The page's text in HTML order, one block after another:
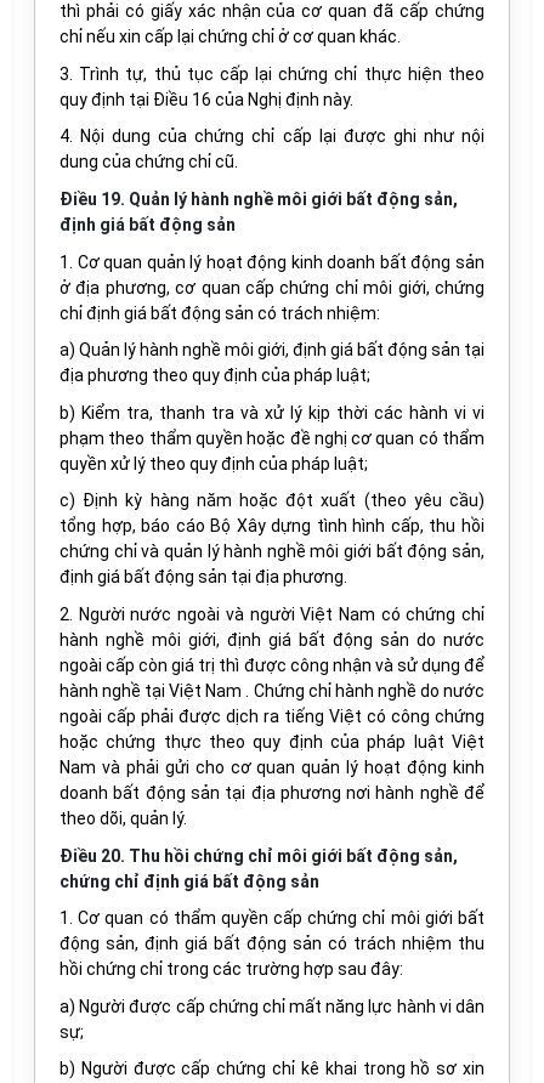
thì phải có giấy xác nhận của cơ quan đã cấp chứng
chỉ nếu xin cấp lại chứng chỉ ở cơ quan khác.
3. Trình tự, thủ tục cấp lại chứng chỉ thực hiện theo
quy định tại Điều 16 của Nghị định này.
4. Nội dung của chứng chỉ cấp lại được ghi như nội
dung của chứng chỉ cũ.
Điều 19. Quản lý hành nghề môi giới bất động sản,
định giá bất động sản
1. Cơ quan quản lý hoạt động kinh doanh bất động sản
ở địa phương, cơ quan cấp chứng chỉ môi giới, chứng
chỉ định giá bất động sản có trách nhiệm:
a) Quản lý hành nghề môi giới, định giá bất động sản tại
địa phương theo quy định của pháp luật;
b) Kiểm tra, thanh tra và xử lý kịp thời các hành vi vi
phạm theo thẩm quyền hoặc đề nghị cơ quan có thẩm
quyền xử lý theo quy định của pháp luật;
c) Định kỳ hàng năm hoặc đột xuất (theo yêu cầu)
tổng hợp, báo cáo Bộ Xây dựng tình hình cấp, thu hồi
chứng chỉ và quản lý hành nghề môi giới bất động sản,
định giá bất động sản tại địa phương.
2. Người nước ngoài và người Việt Nam có chứng chỉ
hành nghề môi giới, định giá bất động sản do nước
ngoài cấp còn giá trị thì được công nhận và sử dụng để
hành nghề tại Việt Nam
. Chứng chỉ hành nghề do nước
ngoài cấp phải được dịch ra tiếng Việt có công chứng
hoặc chứng thực theo quy định của pháp luật Việt
Nam và phải gửi cho cơ quan quản lý hoạt động kinh
doanh bất động sản tại địa phương nơi hành nghề để
theo dõi, quản lý.
Điều 20. Thu hồi chứng chỉ môi giới bất động sản,
chứng chỉ định giá bất động sản
1. Cơ quan có thẩm quyền cấp chứng chỉ môi giới bất
động sản, định giá bất động sản có trách nhiệm thu
hồi chứng chỉ trong các trường hợp sau đây:
a) Người được cấp chứng chỉ mất năng lực hành vi dân
sự;
b) Người được cấp chứng chỉ kê khai trong hồ sơ xin